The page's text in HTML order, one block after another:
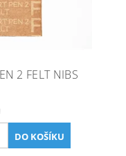
2 FELT NIBS